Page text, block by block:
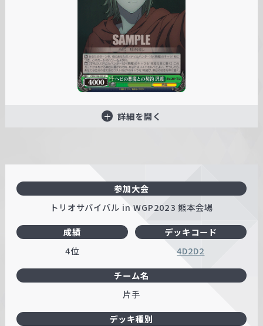
詳細を開く
参加大会
トリオサバイバル in WGP2023 熊本会場
成績
4位
デッキコード
4D2D2
チーム名
片手
デッキ種別